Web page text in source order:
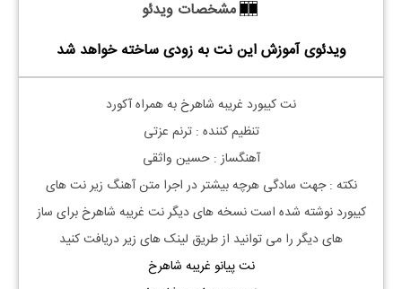
مشخصات ویدئو
ویدئوی آموزش این نت به زودی ساخته خواهد شد
نت کیبورد غریبه شاهرخ به همراه آکورد
تنظیم کننده : ترنم عزتی
آهنگساز : حسین واثقی
نکته : جهت سادگی هرچه بیشتر در اجرا متن آهنگ زیر نت های
کیبورد نوشته شده است نسخه های دیگر نت غریبه شاهرخبرای ساز
های دیگر را می توانید از طریق لینک های زیر دریافت کنید
نت پیانو غریبه شاهرخ